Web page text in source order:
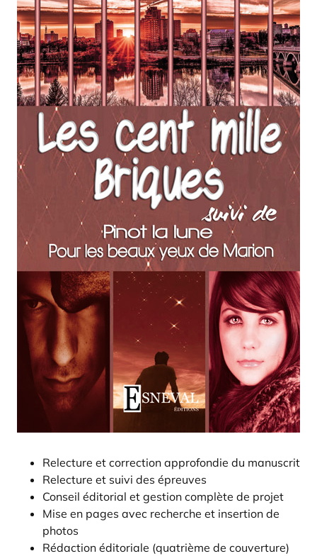
Relecture et correction approfondie du manuscrit
Relecture et suivi des épreuves
Conseil éditorial et gestion complète de projet
Mise en pages avec recherche et insertion de
photos
Rédaction éditoriale (quatrième de couverture)